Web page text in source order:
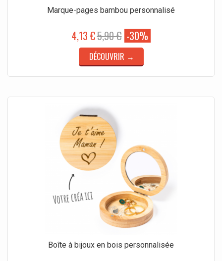
Marque-pages bambou personnalisé
4,13 €5,90 € -30%
DÉCOUVRIR →
Boîte à bijoux en bois personnalisée